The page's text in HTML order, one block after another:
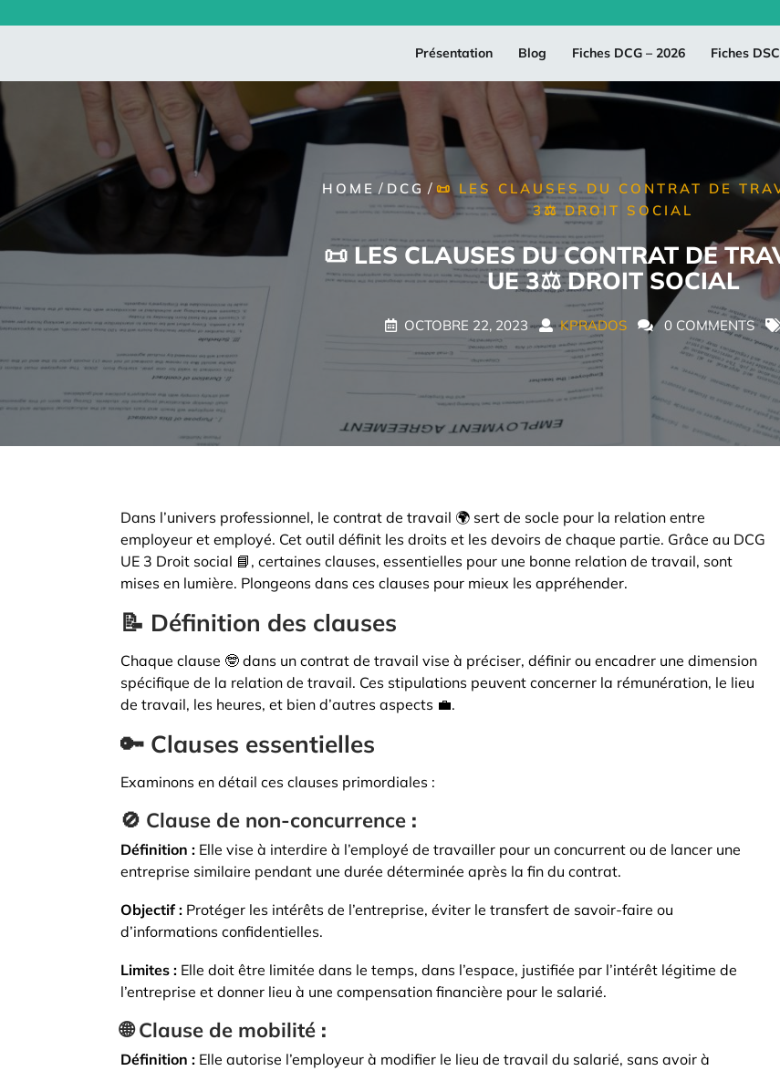
Présentation Blog Fiches DCG – 2026 Fiches
HOME / DCG / 📜 LES CLAUSES DU CONTRAT DE
3⚖️ DROIT SOCIAL
📜 LES CLAUSES DU CONTRAT DE
UE 3⚖️ DROIT SOCIAL
OCTOBRE 22, 2023 KPRADOS 0 COMMENTS
Dans l’univers professionnel, le contrat de travail 🌍 sert de socle pour la relation entre
employeur et employé. Cet outil définit les droits et les devoirs de chaque partie. Grâce au DCG
UE 3 Droit social 📘, certaines clauses, essentielles pour une bonne relation de travail, sont
mises en lumière. Plongeons dans ces clauses pour mieux les appréhender.
📝 Définition des clauses
Chaque clause 🤓 dans un contrat de travail vise à préciser, définir ou encadrer une dimension
spécifique de la relation de travail. Ces stipulations peuvent concerner la rémunération, le lieu
de travail, les heures, et bien d’autres aspects 💼.
🔑 Clauses essentielles
Examinons en détail ces clauses primordiales :
🚫 Clause de non-concurrence :
Définition : Elle vise à interdire à l’employé de travailler pour un concurrent ou de lancer une
entreprise similaire pendant une durée déterminée après la fin du contrat.
Objectif : Protéger les intérêts de l’entreprise, éviter le transfert de savoir-faire ou
d’informations confidentielles.
Limites : Elle doit être limitée dans le temps, dans l’espace, justifiée par l’intérêt légitime de
l’entreprise et donner lieu à une compensation financière pour le salarié.
🌐Clause de mobilité :
Définition : Elle autorise l’employeur à modifier le lieu de travail du salarié, sans avoir à